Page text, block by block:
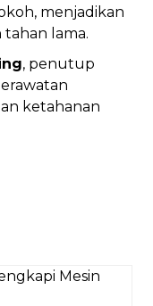
menjadikan
tahan lama.
, penutup
ketahanan